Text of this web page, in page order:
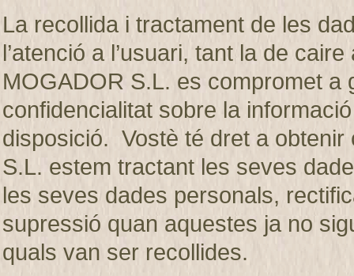
La recollida i tractament de les
l’atenció a l’usuari, tant la de
MOGADOR S.L. es compromet
confidencialitat sobre la
disposició. Vostè té dret a
S.L. estem tractant les seves
les seves dades personals,
supressió quan aquestes ja no
quals van ser recollides.